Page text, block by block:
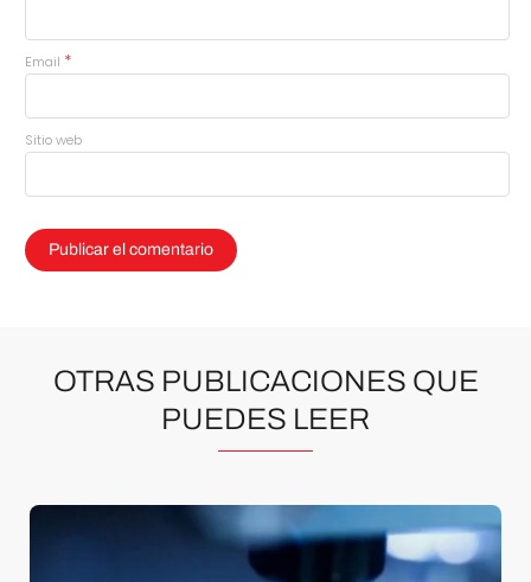
Email *
Sitio web
OTRAS PUBLICACIONES QUE
PUEDES LEER